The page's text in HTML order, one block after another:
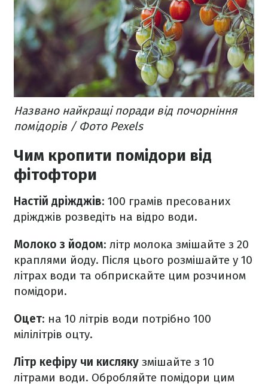
Названо найкращі поради від почорніння
помідорів / Фото Pexels
Чим кропити помідори від
фітофтори
Настій дріжджів: 100 грамів пресованих
дріжджів розведіть на відро води.
Молоко з йодом: літр молока змішайте з 20
краплями йоду. Після цього розмішайте у 10
літрах води та обприскайте цим розчином
помідори.
Оцет: на 10 літрів води потрібно 100
мілілітрів оцту.
Літр кефіру чи кисляку змішайте з 10
літрами води. Обробляйте помідори цим